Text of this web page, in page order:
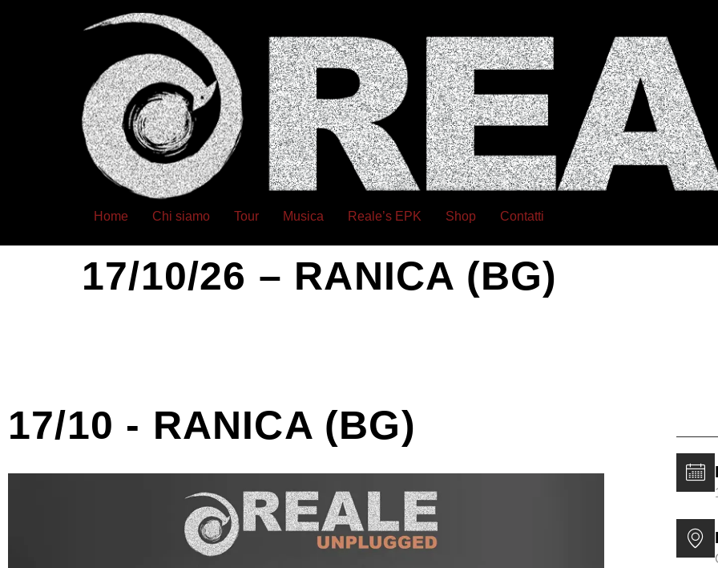
Home Chi siamo Tour Musica Reale’s EPK Shop Contatti
17/10/26 – RANICA (BG)
17/10 - RANICA (BG)